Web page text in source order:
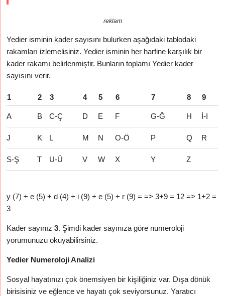
reklam
Yedier isminin kader sayısını bulurken aşağıdaki tablodaki
rakamları izlemelisiniz. Yedier isminin her harfine karşılık bir
kader rakamı belirlenmiştir. Bunların toplamı Yedier kader
sayısını verir.
1 2 3 4 5 6 7 8 9
A B C-Ç D E F G-Ğ H İ-I
J K L M N O-Ö P Q R
S-Ş T U-Ü V W X Y Z
y (7) + e (5) + d (4) + i (9) + e (5) + r (9) = => 3+9 = 12 => 1+2 =
3
Kader sayınız3. Şimdi kader sayınıza göre numeroloji
yorumunuzu okuyabilirsiniz.
Yedier Numeroloji Analizi
Sosyal hayatınızı çok önemsiyen bir kişiliğiniz var. Dışa dönük
birisisiniz ve eğlence ve hayatı çok seviyorsunuz. Yaratıcı